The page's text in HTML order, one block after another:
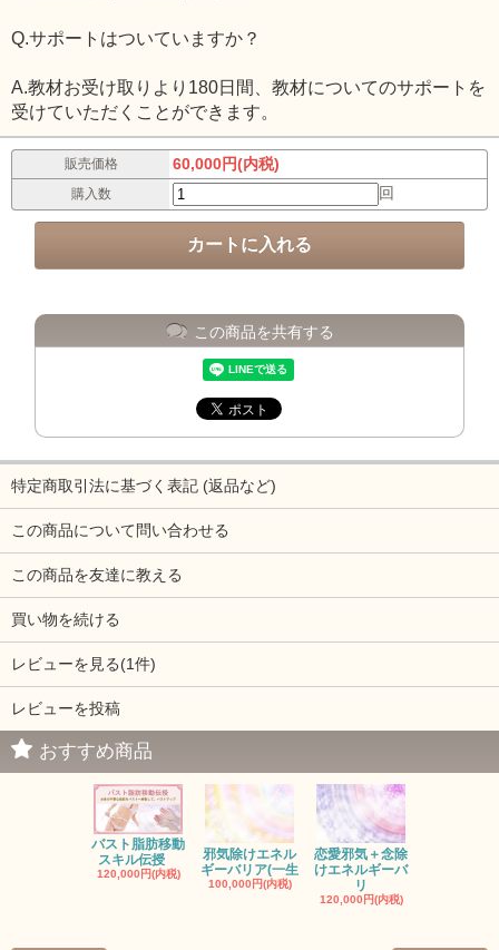
Q.サポートはついていますか？
A.教材お受け取りより180日間、教材についてのサポートを
受けていただくことができます。
販売価格 60,000円(内税)
購入数 回
この商品を共有する
特定商取引法に基づく表記 (返品など)
この商品について問い合わせる
この商品を友達に教える
買い物を続ける
レビューを見る(1件)
レビューを投稿
おすすめ商品
バスト脂肪移動
スキル伝授
120,000円(内税)
邪気除けエネル
ギーバリア(一生
100,000円(内税)
恋愛邪気＋念除
けエネルギーバ
リ
120,000円(内税)